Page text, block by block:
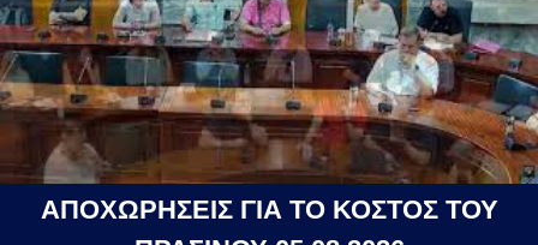
ΑΠΟΧΩΡΗΣΕΙΣ ΓΙΑ ΤΟ ΚΟΣΤΟΣ ΤΟΥ